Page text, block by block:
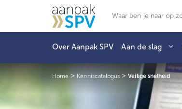
inhoud
Zoeken
Over Aanpak SPV Aan de slag
Home>Kenniscatalogus >Veilige snelheid